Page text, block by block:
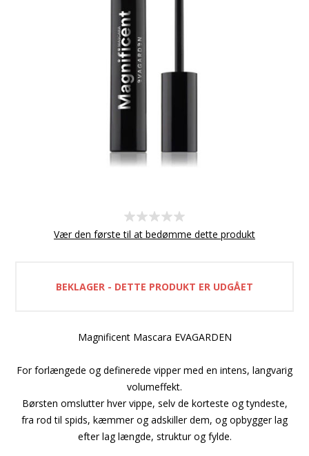
Vær den første til at bedømme dette produkt
BEKLAGER - DETTE PRODUKT ER UDGÅET
Magnificent Mascara EVAGARDEN
For forlængede og definerede vipper med en intens, langvarig
volumeffekt.
Børsten omslutter hver vippe, selv de korteste og tyndeste,
fra rod til spids, kæmmer og adskiller dem, og opbygger lag
efter lag længde, struktur og fylde.